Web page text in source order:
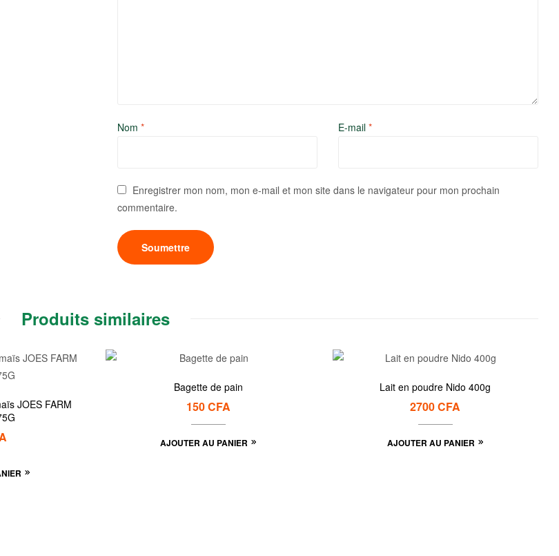
Nom * E-mail *
Enregistrer mon nom, mon e-mail et mon site dans le navigateur pour mon prochain
commentaire.
Produits similaires
Bagette de pain
150CFA
AJOUTER AU PANIER
Lait en poudre Nido 400g
2700CFA
AJOUTER AU PANIER